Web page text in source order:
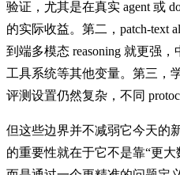
验证，尤其是在真实 agent 或
的实际收益。第二，patch-text
到端多模态 reasoning 就更强，
工具系统等其他变量。第三，
评测设置仍然复杂，不同
但这些边界并不减弱它今天的
的重要性就在于它不是靠“更大